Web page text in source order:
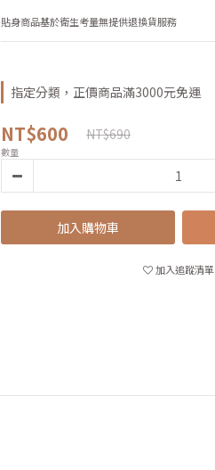
貼身商品基於衛生考量無提供退換貨服務
指定分類，正價商品滿3000元免運
NT$600 NT$690
數量
加入購物車
加入追蹤清單